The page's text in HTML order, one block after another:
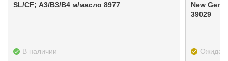
SL/CF; A3/B3/B4 м/масло 8977
В наличии
New Generation
39029